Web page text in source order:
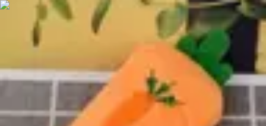
Aventures Aériennes
Destinations
Aventures et Expériences ParapenteVol en
Hélicoptère
Montgolfière